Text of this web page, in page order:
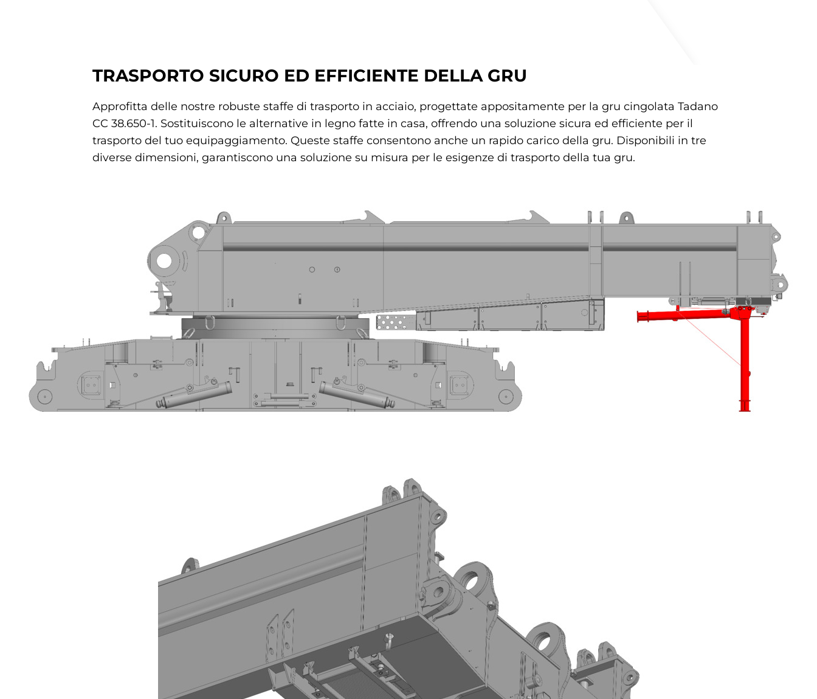
TRASPORTO SICURO ED EFFICIENTE DELLA GRU
Approfitta delle nostre robuste staffe di trasporto in acciaio, progettate appositamente per la gru cingolata Tadano
CC 38.650-1. Sostituiscono le alternative in legno fatte in casa, offrendo una soluzione sicura ed efficiente per il
trasporto del tuo equipaggiamento. Queste staffe consentono anche un rapido carico della gru. Disponibili in tre
diverse dimensioni, garantiscono una soluzione su misura per le esigenze di trasporto della tua gru.